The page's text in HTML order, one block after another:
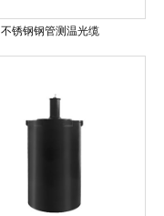
不锈钢钢管测温光缆